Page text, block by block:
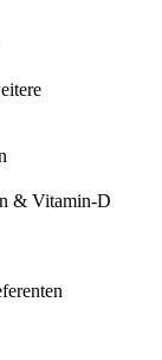
& Vitamin-D